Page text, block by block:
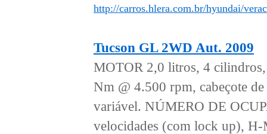
http://carros.hlera.com.br/hyundai/
Tucson GL 2WD Aut. 2009
MOTOR 2,0 litros, 4
Nm @ 4.500 rpm, cabeçote
variável. NÚMERO DE
velocidades (com lock up),